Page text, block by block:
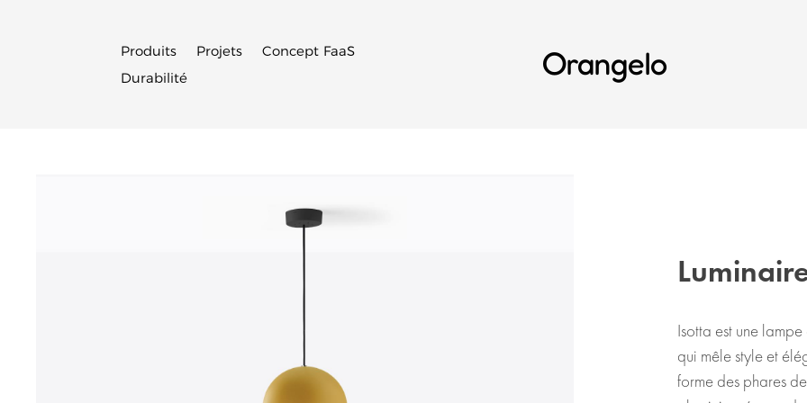
Produits Projets
Concept FaaS
Durabilité
Orangelo
Isotta est une
qui mêle style et
forme des phares